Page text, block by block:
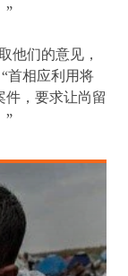
”
他们的意见，
首相应利用将
，要求让尚留
”